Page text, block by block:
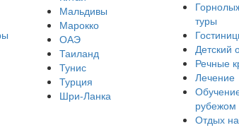
Мальдивы
Марокко
ОАЭ
Таиланд
Тунис
Турция
Шри-Ланка
туры
Детский
Речные
Лечение
рубежом
Отдых